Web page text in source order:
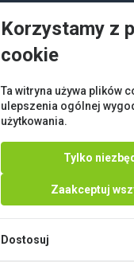
Korzystamy z
cookie
Ta witryna używa plików
ulepszenia ogólnej
użytkowania.
Tylko
Zaakceptuj
Dostosuj